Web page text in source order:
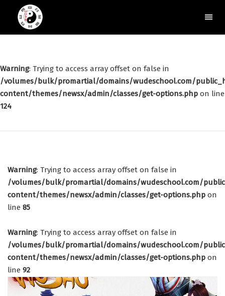
Warning: Trying to access array offset on false in
/volumes/bulk/promartial/domains/wudeschool.com/
content/themes/newsx/admin/classes/get-options.php on line
124
Warning: Trying to access array offset on false in
/volumes/bulk/promartial/domains/wudeschool.com/
content/themes/newsx/admin/classes/get-options.php on
line 85
Warning: Trying to access array offset on false in
/volumes/bulk/promartial/domains/wudeschool.com/
content/themes/newsx/admin/classes/get-options.php on
line 92